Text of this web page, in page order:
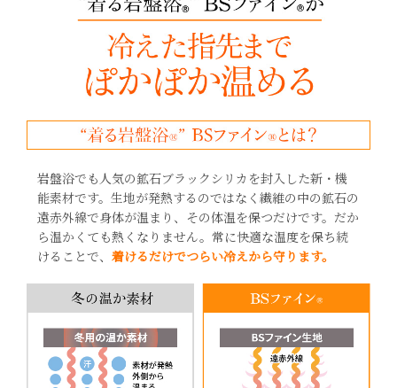
岩盤浴でも人気の鉱石ブラックシリカを封入した新・機
能素材です。生地が発熱するのではなく繊維の中の鉱石の
遠赤外線で身体が温まり、その体温を保つだけです。だか
ら温かくても熱くなりません。常に快適な温度を保ち続
けることで、着けるだけでつらい冷えから守ります。